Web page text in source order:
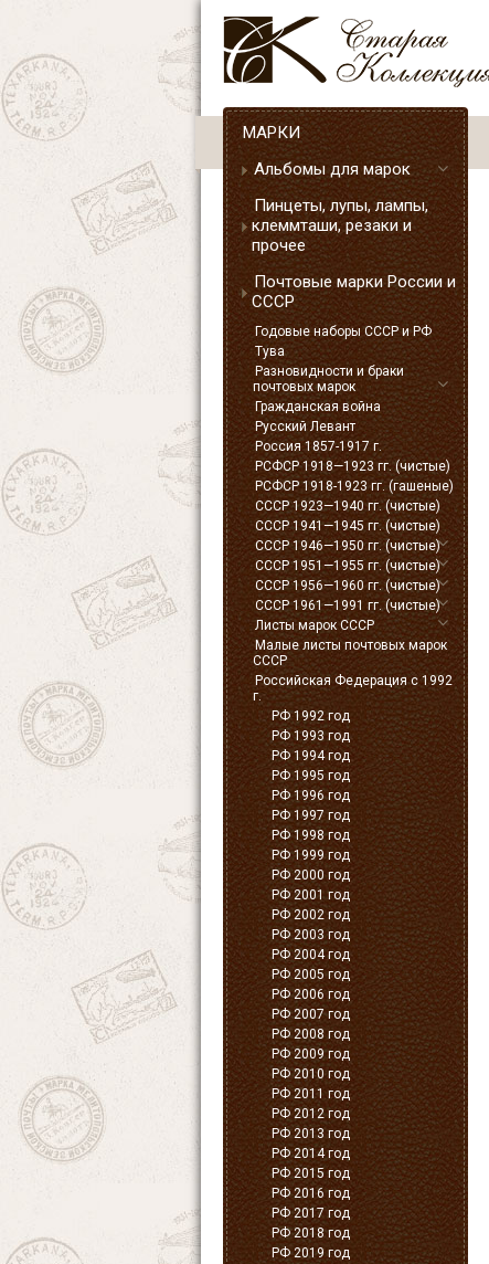
МАРКИ
Альбомы для марок
Пинцеты, лупы, лампы,
клеммташи, резаки и
прочее
Почтовые марки России и
СССР
Годовые наборы СССР и РФ
Тува
Разновидности и браки
почтовых марок
Гражданская война
Русский Левант
Россия 1857-1917 г.
РСФСР 1918—1923 гг. (чистые)
РСФСР 1918-1923 гг. (гашеные)
СССР 1923—1940 гг. (чистые)
СССР 1941—1945 гг. (чистые)
СССР 1946—1950 гг. (чистые)
СССР 1951—1955 гг. (чистые)
СССР 1956—1960 гг. (чистые)
СССР 1961—1991 гг. (чистые)
Листы марок СССР
Малые листы почтовых марок
СССР
Российская Федерация с 1992
г.
РФ 1992 год
РФ 1993 год
РФ 1994 год
РФ 1995 год
РФ 1996 год
РФ 1997 год
РФ 1998 год
РФ 1999 год
РФ 2000 год
РФ 2001 год
РФ 2002 год
РФ 2003 год
РФ 2004 год
РФ 2005 год
РФ 2006 год
РФ 2007 год
РФ 2008 год
РФ 2009 год
РФ 2010 год
РФ 2011 год
РФ 2012 год
РФ 2013 год
РФ 2014 год
РФ 2015 год
РФ 2016 год
РФ 2017 год
РФ 2018 год
РФ 2019 год